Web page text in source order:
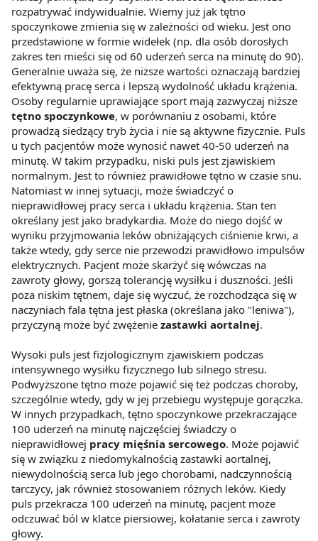
rozpatrywać indywidualnie. Wiemy już jak tętno
spoczynkowe zmienia się w zależności od wieku. Jest ono
przedstawione w formie widełek (np. dla osób dorosłych
zakres ten mieści się od 60 uderzeń serca na minutę do 90).
Generalnie uważa się, że niższe wartości oznaczają bardziej
efektywną pracę serca i lepszą wydolność układu krążenia.
Osoby regularnie uprawiające sport mają zazwyczaj niższe
tętno spoczynkowe, w porównaniu z osobami, które
prowadzą siedzący tryb życia i nie są aktywne fizycznie. Puls
u tych pacjentów może wynosić nawet 40-50 uderzeń na
minutę. W takim przypadku, niski puls jest zjawiskiem
normalnym. Jest to również prawidłowe tętno w czasie snu.
Natomiast w innej sytuacji, może świadczyć o
nieprawidłowej pracy serca i układu krążenia. Stan ten
określany jest jako bradykardia. Może do niego dojść w
wyniku przyjmowania leków obniżających ciśnienie krwi, a
także wtedy, gdy serce nie przewodzi prawidłowo impulsów
elektrycznych. Pacjent może skarżyć się wówczas na
zawroty głowy, gorszą tolerancję wysiłku i duszności. Jeśli
poza niskim tętnem, daje się wyczuć, że rozchodząca się w
naczyniach fala tętna jest płaska (określana jako "leniwa"),
przyczyną może być zwężenie zastawki aortalnej.
Wysoki puls jest fizjologicznym zjawiskiem podczas
intensywnego wysiłku fizycznego lub silnego stresu.
Podwyższone tętno może pojawić się też podczas choroby,
szczególnie wtedy, gdy w jej przebiegu występuje gorączka.
W innych przypadkach, tętno spoczynkowe przekraczające
100 uderzeń na minutę najczęściej świadczy o
nieprawidłowej pracy mięśnia sercowego. Może pojawić
się w związku z niedomykalnością zastawki aortalnej,
niewydolnością serca lub jego chorobami, nadczynnością
tarczycy, jak również stosowaniem różnych leków. Kiedy
puls przekracza 100 uderzeń na minutę, pacjent może
odczuwać ból w klatce piersiowej, kołatanie serca i zawroty
głowy.